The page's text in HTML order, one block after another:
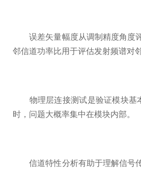
误差矢量幅度从调制精度角度评
邻信道功率比用于评估发射频谱对
物理层连接测试是验证模块基本
时，问题大概率集中在模块内部。
信道特性分析有助于理解信号传